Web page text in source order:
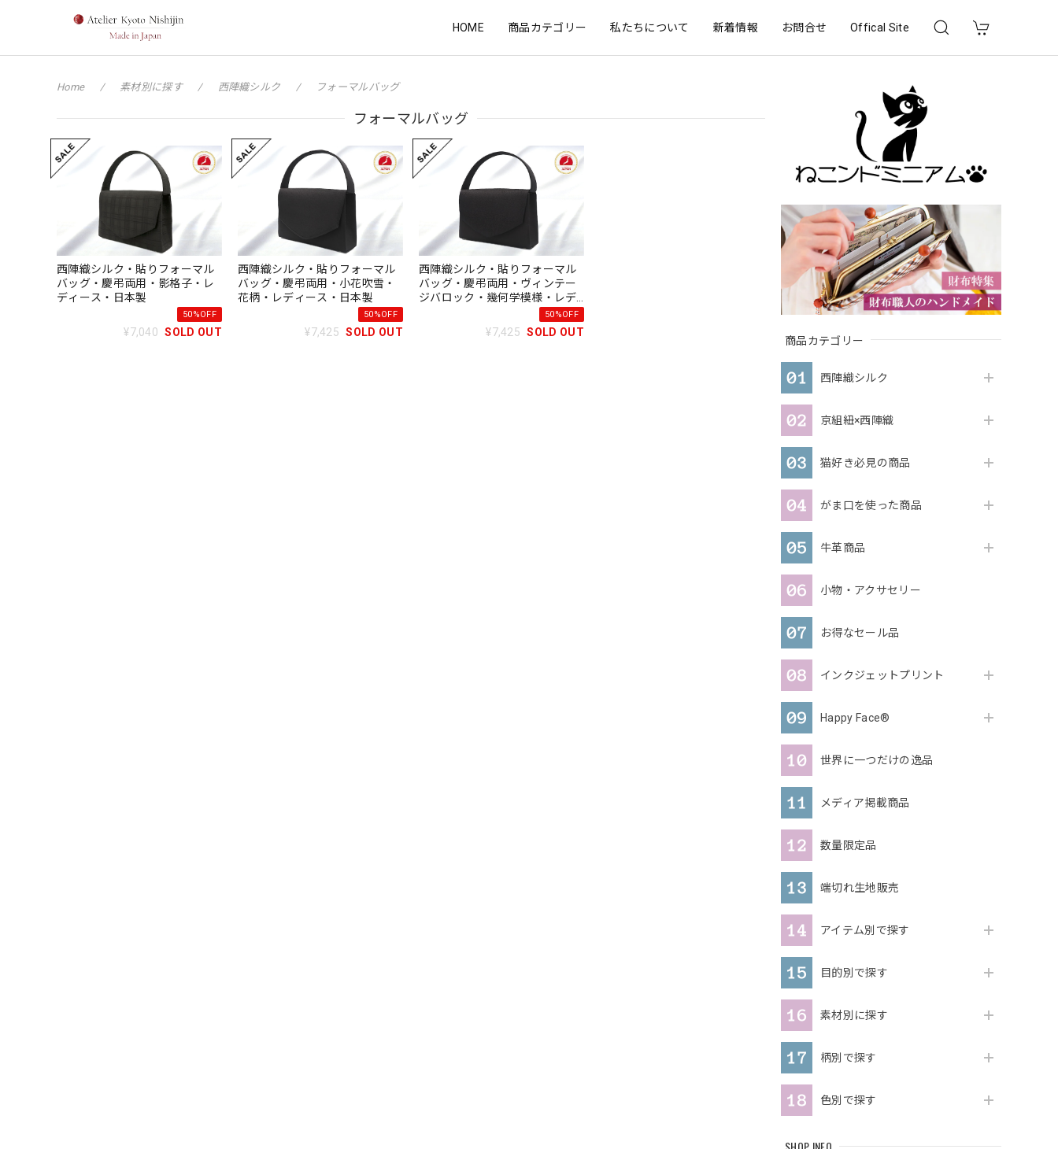
HOME 商品カテゴリー 私たちについて 新着情報 お問合せ Offical Site
商品カテゴリー
西陣織シルク
京組紐×西陣織
猫好き必見の商品
がま口を使った商品
牛革商品
小物・アクサセリー
お得なセール品
インクジェットプリント
Happy Face®
世界に一つだけの逸品
メディア掲載商品
数量限定品
端切れ生地販売
アイテム別で探す
目的別で探す
素材別に探す
柄別で探す
色別で探す
Home 素材別に探す 西陣織シルク フォーマルバッグ
フォーマルバッグ
西陣織シルク・貼りフォーマル
バッグ・慶弔両用・影格子・レ
ディース・日本製
50%OFF
¥7,040 SOLD OUT
西陣織シルク・貼りフォーマル
バッグ・慶弔両用・小花吹雪・
花柄・レディース・日本製
50%OFF
¥7,425 SOLD OUT
西陣織シルク・貼りフォーマル
バッグ・慶弔両用・ヴィンテー
ジバロック・幾何学模様・レデ
50%OFF
¥7,425 SOLD OUT